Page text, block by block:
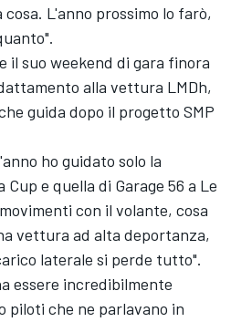
cosa. L'anno prossimo lo farò,
il suo weekend di gara finora
alla vettura LMDh,
guida dopo il progetto SMP
ho guidato solo la
e quella di Garage 56 a Le
con il volante, cosa
vettura ad alta deportanza,
laterale si perde tutto".
essere incredibilmente
piloti che ne parlavano in